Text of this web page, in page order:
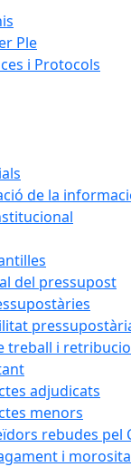
Ple
i Protocols
de la
del pressupost
treball i
adjudicats
menors
rebudes pel
i